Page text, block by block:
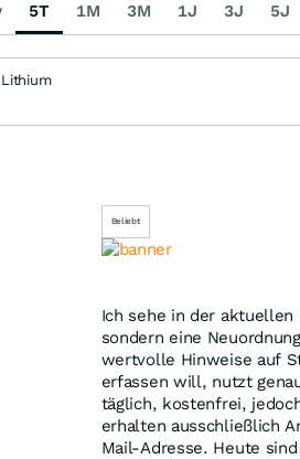
Beliebt
Ich sehe in der aktuellen
sondern eine
wertvolle Hinweise auf
erfassen will, nutzt
täglich, kostenfrei,
erhalten ausschließlich
Mail-Adresse. Heute
5T 1M 3M 1J 3J 5J